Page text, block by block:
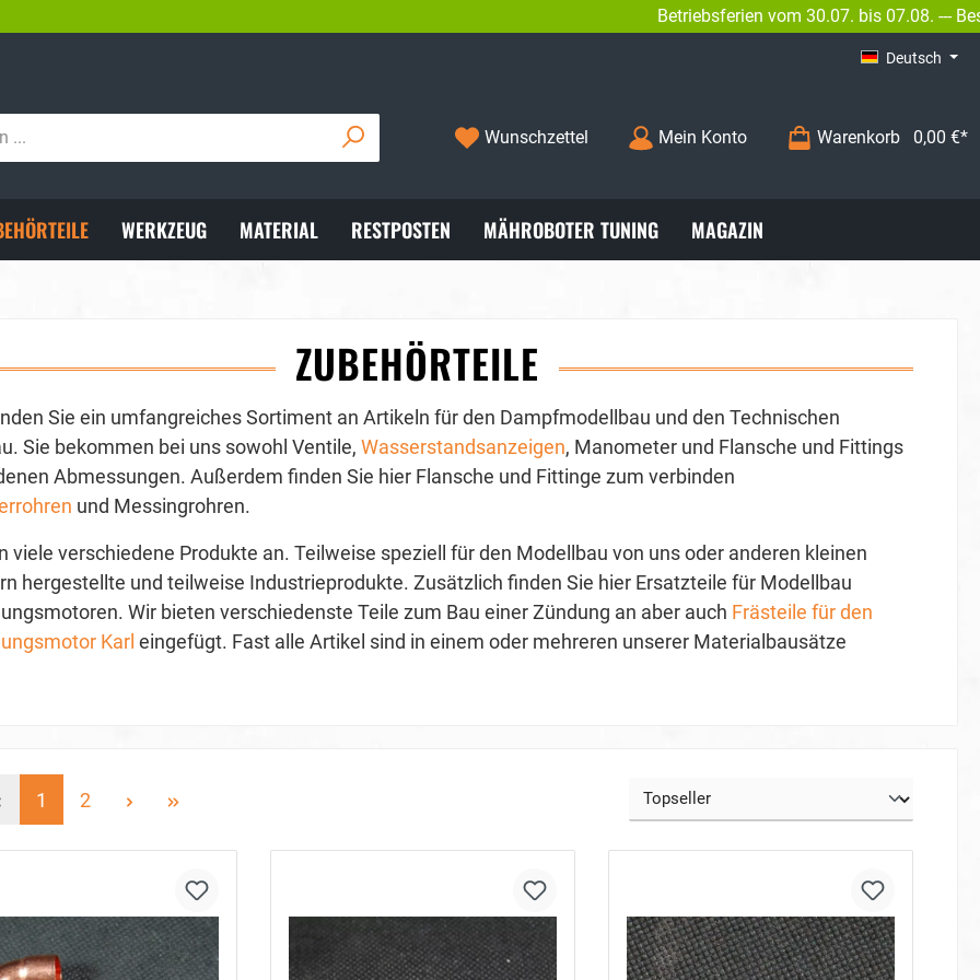
INFO@BENGS-MODELLBAU.DE
Betriebsferien vom 30.07. bis 07.08. ---
Deutsch
Wunschzettel Mein Konto Warenkorb 0,00 €*
WERKZEUG MATERIAL RESTPOSTEN MÄHROBOTER TUNING MAGAZIN
ZUBEHÖRTEILE
Sie ein umfangreiches Sortiment an Artikeln für den Dampfmodellbau und den Technischen
Sie bekommen bei uns sowohl Ventile, Wasserstandsanzeigen, Manometer und Flansche und Fittings
Abmessungen. Außerdem finden Sie hier Flansche und Fittinge zum verbinden
und Messingrohren.
viele verschiedene Produkte an. Teilweise speziell für den Modellbau von uns oder anderen kleinen
hergestellte und teilweise Industrieprodukte. Zusätzlich finden Sie hier Ersatzteile für Modellbau
Wir bieten verschiedenste Teile zum Bau einer Zündung an aber auch Frästeile für den
Karl eingefügt. Fast alle Artikel sind in einem oder mehreren unserer Materialbausätze
1 2